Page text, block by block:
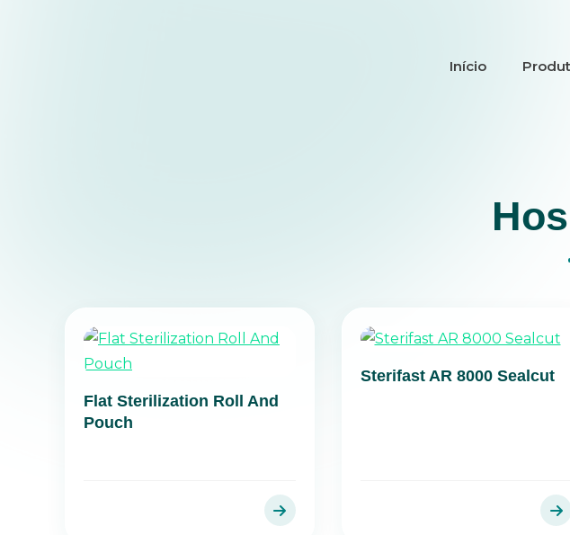
Início
Flat Sterilization Roll And
Pouch
Sterifast AR 8000 Sealcut